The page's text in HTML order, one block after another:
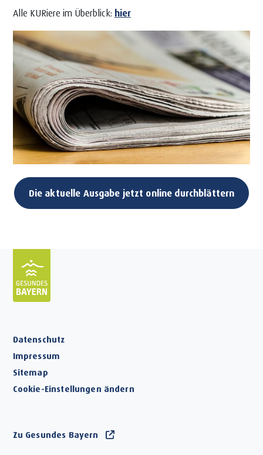
Alle KURiere im Überblick: hier
Die aktuelle Ausgabe jetzt online durchblättern
Datenschutz
Impressum
Sitemap
Cookie-Einstellungen ändern
Zu Gesundes Bayern